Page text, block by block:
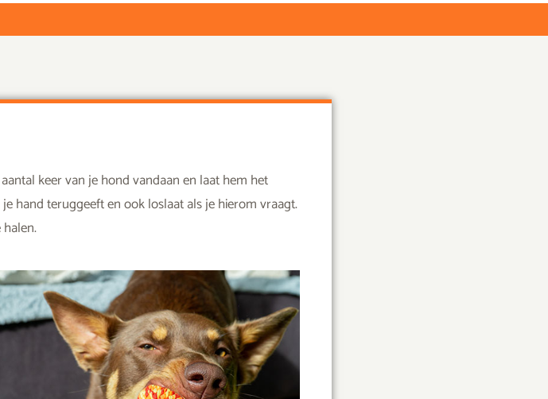
keer van je hond vandaan en laat hem het
hand teruggeeft en ook loslaat als je hierom vraagt.